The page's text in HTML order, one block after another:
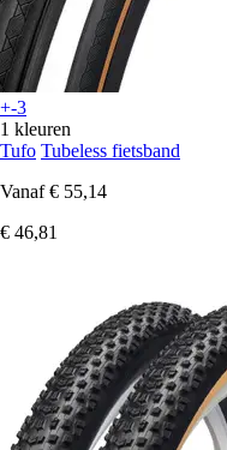
+-3
1 kleuren
Tufo Tubeless fietsband
Vanaf € 55,14
€ 46,81